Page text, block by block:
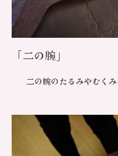
「二の腕」
二の腕のたるみやむく